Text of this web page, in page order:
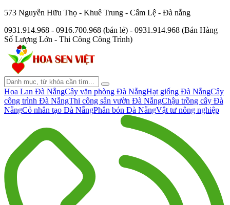
573 Nguyễn Hữu Thọ - Khuê Trung - Cẩm Lệ - Đà nẵng
0931.914.968 - 0916.700.968 (bán lẻ) - 0931.914.968 (Bán Hàng
Số Lượng Lớn - Thi Công Công Trình)
Hoa Lan Đà NẵngCây văn phòng Đà NẵngHạt giống Đà NẵngCây
công trình Đà NẵngThi công sân vườn Đà NẵngChậu trồng cây Đà
NẵngCỏ nhân tạo Đà NẵngPhân bón Đà NẵngVật tư nông nghiệp